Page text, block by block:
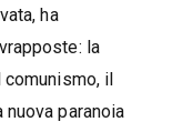
ha
la
il
paranoia